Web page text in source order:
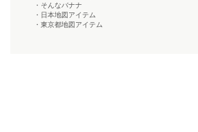
・そんなバナナ
・日本地図アイテム
・東京都地図アイテム